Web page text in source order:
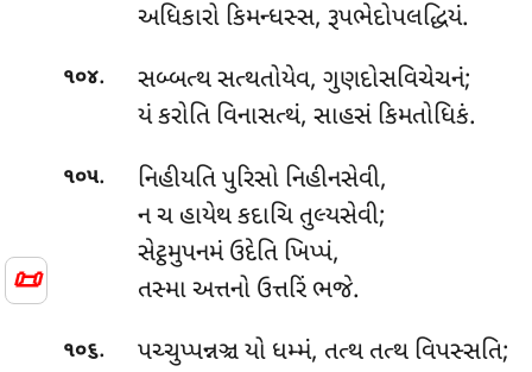
📜
અધિકારો કિમન્ધસ્સ, રૂપભેદોપલદ્ધિયં.
૧૦૪. સબ્બત્થસત્થતોયેવ, ગુણદોસવિચેચનં;
યં કરોતિ વિનાસત્થં, સાહસં કિમતોધિકં.
૧૦૫. નિહીયતિપુરિસો નિહીનસેવી,
ન ચ હાયેથ કદાચિ તુલ્યસેવી;
સેટ્ઠમુપનમં ઉદેતિ ખિપ્પં,
તસ્મા અત્તનો ઉત્તરિં ભજે.
૧૦૬. પચ્ચુપ્પન્નઞ્ચયો ધમ્મં, તત્થ તત્થ વિપસ્સતિ;